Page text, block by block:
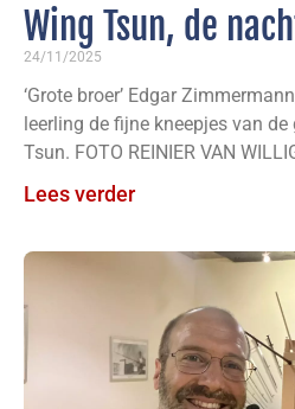
Wing Tsun, de
elke aanvaller
24/11/2025
‘Grote broer’ Edgar
leerling de fijne kneepjes van
Tsun. FOTO REINIER VAN
Lees verder